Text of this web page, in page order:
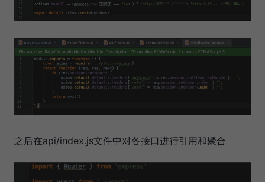
之后在api/index.js文件中对各接口进行引用和聚合